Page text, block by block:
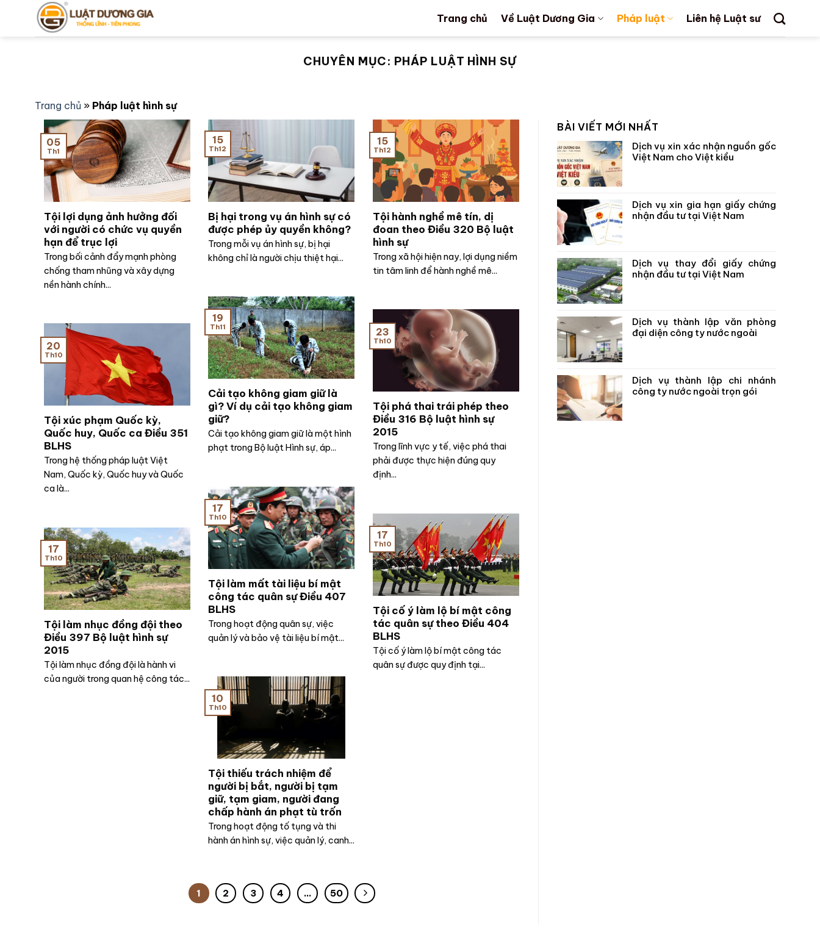
Trang chủ Về Luật Dương Gia Pháp luật Liên hệ Luật sư
CHUYÊN MỤC: PHÁP LUẬT HÌNH SỰ
Trang chủ » Pháp luật hình sự
Tội lợi dụng ảnh hưởng đối
với người có chức vụ quyền
hạn để trục lợi
Trong bối cảnh đẩy mạnh phòng
chống tham nhũng và xây dựng
nền hành chính...
05
Th1
Bị hại trong vụ án hình sự có
được phép ủy quyền không?
Trong mỗi vụ án hình sự, bị hại
không chỉ là người chịu thiệt hại...
15
Th12
Tội hành nghề mê tín, dị
đoan theo Điều 320 Bộ luật
hình sự
Trong xã hội hiện nay, lợi dụng niềm
tin tâm linh để hành nghề mê...
15
Th12
Cải tạo không giam giữ là
gì? Ví dụ cải tạo không giam
giữ?
Cải tạo không giam giữ là một hình
phạt trong Bộ luật Hình sự, áp...
19
Th11
Tội phá thai trái phép theo
Điều 316 Bộ luật hình sự
2015
Trong lĩnh vực y tế, việc phá thai
phải được thực hiện đúng quy
định...
23
Th10
Tội xúc phạm Quốc kỳ,
Quốc huy, Quốc ca Điều 351
BLHS
Trong hệ thống pháp luật Việt
Nam, Quốc kỳ, Quốc huy và Quốc
ca là...
20
Th10
Tội làm mất tài liệu bí mật
công tác quân sự Điều 407
BLHS
Trong hoạt động quân sự, việc
quản lý và bảo vệ tài liệu bí mật...
17
Th10
Tội cố ý làm lộ bí mật công
tác quân sự theo Điều 404
BLHS
Tội cố ý làm lộ bí mật công tác
quân sự được quy định tại...
17
Th10
Tội làm nhục đồng đội theo
Điều 397 Bộ luật hình sự
2015
Tội làm nhục đồng đội là hành vi
của người trong quan hệ công tác...
17
Th10
Tội thiếu trách nhiệm để
người bị bắt, người bị tạm
giữ, tạm giam, người đang
chấp hành án phạt tù trốn
Trong hoạt động tố tụng và thi
hành án hình sự, việc quản lý, canh...
10
Th10
1 2 3 4 … 50
BÀI VIẾT MỚI NHẤT
Dịch vụ xin xác nhận nguồn gốc
Việt Nam cho Việt kiều
Dịch vụ xin gia hạn giấy chứng
nhận đầu tư tại Việt Nam
Dịch vụ thay đổi giấy chứng
nhận đầu tư tại Việt Nam
Dịch vụ thành lập văn phòng
đại diện công ty nước ngoài
Dịch vụ thành lập chi nhánh
công ty nước ngoài trọn gói